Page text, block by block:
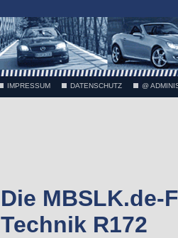
IMPRESSUM DATENSCHUTZ @
Die MBSLK.de-
Technik R172